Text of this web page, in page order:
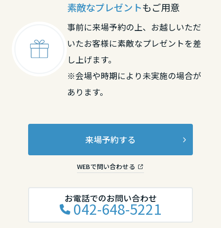
素敵なプレゼントもご用意
事前に来場予約の上、お越しいただ
いたお客様に素敵なプレゼントを差
し上げます。
※会場や時期により未実施の場合が
あります。
来場予約する
WEBで問い合わせる
お電話でのお問い合わせ
042-648-5221